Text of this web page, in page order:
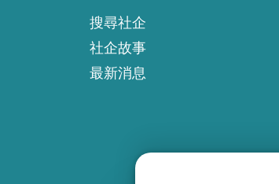
搜尋社企
社企故事
最新消息